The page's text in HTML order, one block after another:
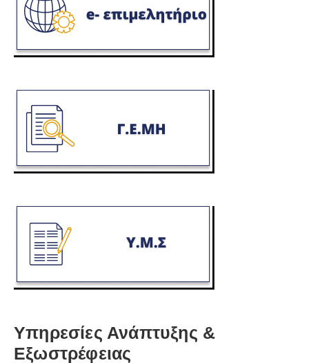
Υπηρεσίες Ανάπτυξης &
Εξωστρέφειας